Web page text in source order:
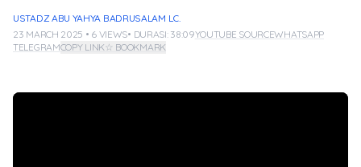
USTADZ ABU YAHYA BADRUSALAM LC.
23 MARCH 2025 • 6 VIEWS• DURASI: 38:09YOUTUBE SOURCEWHATSAPP
TELEGRAMCOPY LINK☆ BOOKMARK